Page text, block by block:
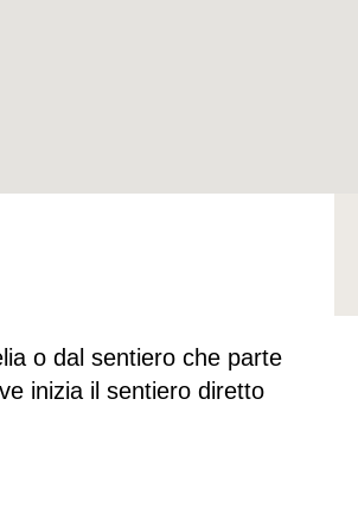
o dal sentiero che parte
inizia il sentiero diretto